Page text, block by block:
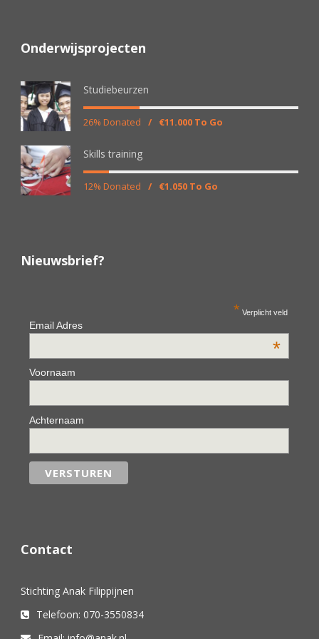
Onderwijsprojecten
Studiebeurzen
26% Donated / €11.000 To Go
Skills training
12% Donated / €1.050 To Go
Nieuwsbrief?
* Verplicht veld
Email Adres
*
Voornaam
Achternaam
Contact
Stichting Anak Filippijnen
Telefoon: 070-3550834